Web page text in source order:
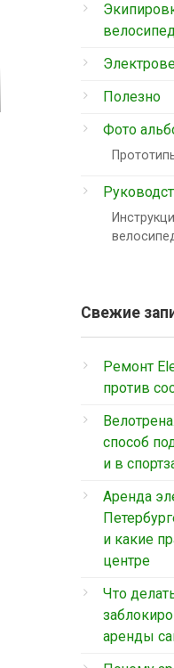
Полезно
Фото
Свежие
Ремонт
против
способ
и в
Аренда
и какие
центре
Что
аренды